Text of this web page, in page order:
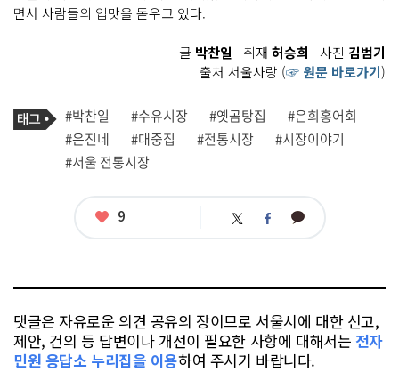
면서 사람들의 입맛을 돋우고 있다.
글 박찬일 취재 허승희 사진 김범기
출처 서울사랑 (☞ 원문 바로가기)
기
사
관
련
태
태
그
#박찬일 #수유시장 #옛곰탕집
#은희홍어회
#은진네
#대중집 #전통시장
#시장이야기
#서울 전통시장
좋
9 트 페 카
댓글은 자유로운 의견 공유의 장이므로 서울시에 대한 신고,
제안, 건의 등 답변이나 개선이 필요한 사항에 대해서는 전자
민원 응답소 누리집을 이용하여 주시기 바랍니다.